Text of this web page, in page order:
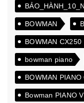
ngoài
BOWMAN
BOWMAN CX250
bowman piano
BOWMAN PIANO
Bowman PIANO